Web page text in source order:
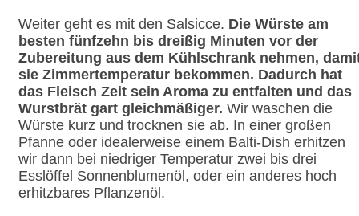
Weiter geht es mit den Salsicce. Die Würste am
besten fünfzehn bis dreißig Minuten vor der
Zubereitung aus dem Kühlschrank nehmen,
sie Zimmertemperatur bekommen. Dadurch hat
das Fleisch Zeit sein Aroma zu entfalten und das
Wurstbrät gart gleichmäßiger. Wir waschen die
Würste kurz und trocknen sie ab. In einer großen
Pfanne oder idealerweise einem Balti-Dish erhitzen
wir dann bei niedriger Temperatur zwei bis drei
Esslöffel Sonnenblumenöl, oder ein anderes hoch
erhitzbares Pflanzenöl.